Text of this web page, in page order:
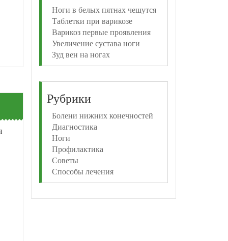
Ноги в белых пятнах чешутся
Таблетки при варикозе
Варикоз первые проявления
Увеличение сустава ноги
Зуд вен на ногах
Рубрики
Болени нижних конечностей
Диагностика
Ноги
Профилактика
Советы
Способы лечения